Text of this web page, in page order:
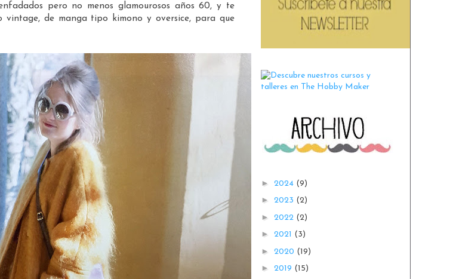
pero no menos glamourosos años 60, y te
vintage, de manga tipo kimono y oversice, para que
► 2024 (9)
► 2023 (2)
► 2022 (2)
► 2021 (3)
► 2020 (19)
► 2019 (15)